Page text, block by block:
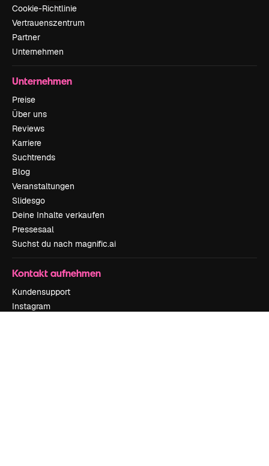
Cookie-Richtlinie
Vertrauenszentrum
Partner
Unternehmen
Unternehmen
Preise
Über uns
Reviews
Karriere
Suchtrends
Blog
Veranstaltungen
Slidesgo
Deine Inhalte verkaufen
Pressesaal
Suchst du nach magnific.ai
Kontakt aufnehmen
Kundensupport
Instagram